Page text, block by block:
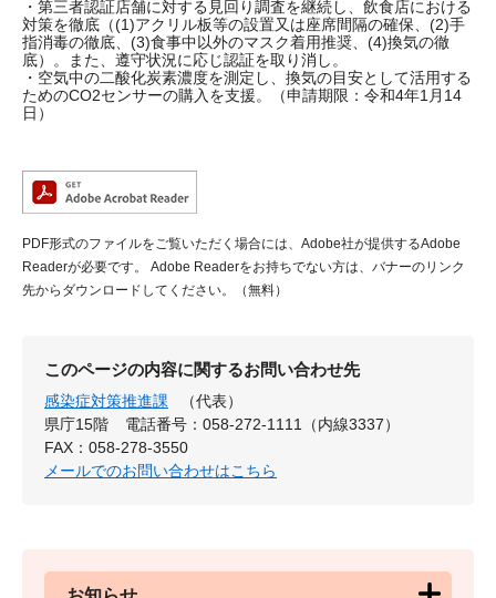
・第三者認証店舗に対する見回り調査を継続し、飲食店における
対策を徹底（(1)アクリル板等の設置又は座席間隔の確保、(2)手
指消毒の徹底、(3)食事中以外のマスク着用推奨、(4)換気の徹
底）。また、遵守状況に応じ認証を取り消し。
・空気中の二酸化炭素濃度を測定し、換気の目安として活用する
ためのCO2センサーの購入を支援。（申請期限：令和4年1月14
日）
PDF形式のファイルをご覧いただく場合には、Adobe社が提供するAdobe
Readerが必要です。
Adobe Readerをお持ちでない方は、バナーのリンク
先からダウンロードしてください。（無料）
このページの内容に関するお問い合わせ先
感染症対策推進課
（代表）
県庁15階
電話番号：058-272-1111（内線3337）
FAX：058-278-3550
メールでのお問い合わせはこちら